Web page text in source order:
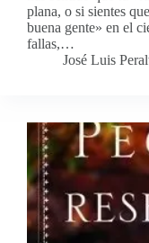
plana, o si sientes
buena gente» en el
fallas,…
José Luis